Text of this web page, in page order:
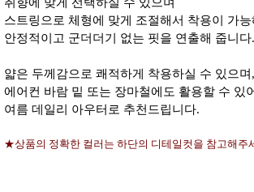
스트링으로 체형에 맞게 조절해서 착용이 가능
안정적이고 군더더기 없는 핏을 연출해 줍니다.
얇은 두께감으로 쾌적하게 착용하실 수 있으며,
에어컨 바람 밑 또는 장마철에도 활용할 수 있
여름 데일리 아우터로 추천드립니다.
★상품의 정확한 컬러는 하단의 디테일컷을 참고해주